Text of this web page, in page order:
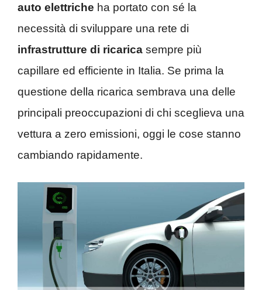
auto elettriche ha portato con sé la
necessità di sviluppare una rete di
infrastrutture di ricarica sempre più
capillare ed efficiente in Italia. Se prima la
questione della ricarica sembrava una delle
principali preoccupazioni di chi sceglieva una
vettura a zero emissioni, oggi le cose stanno
cambiando rapidamente.